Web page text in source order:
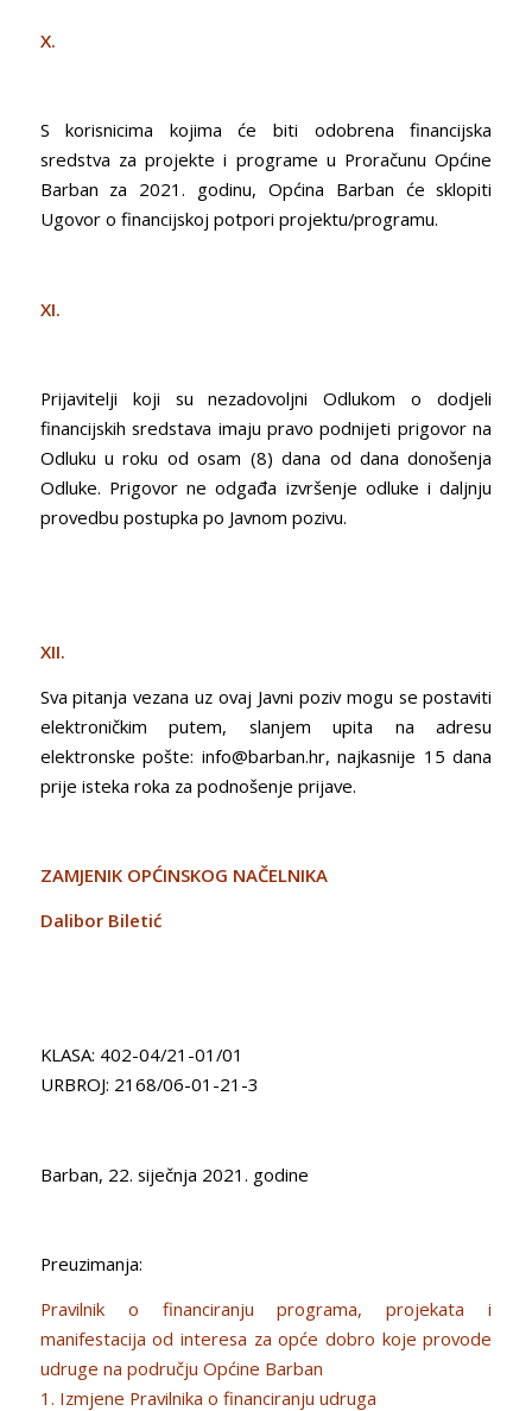
X.
S korisnicima kojima će biti odobrena financijska
sredstva za projekte i programe u Proračunu Općine
Barban za 2021. godinu, Općina Barban će sklopiti
Ugovor o financijskoj potpori projektu/programu.
XI.
Prijavitelji koji su nezadovoljni Odlukom o dodjeli
financijskih sredstava imaju pravo podnijeti prigovor na
Odluku u roku od osam (8) dana od dana donošenja
Odluke. Prigovor ne odgađa izvršenje odluke i daljnju
provedbu postupka po Javnom pozivu.
XII.
Sva pitanja vezana uz ovaj Javni poziv mogu se postaviti
elektroničkim putem, slanjem upita na adresu
elektronske pošte: info@barban.hr, najkasnije 15 dana
prije isteka roka za podnošenje prijave.
ZAMJENIK OPĆINSKOG NAČELNIKA
Dalibor Biletić
KLASA: 402-04/21-01/01
URBROJ: 2168/06-01-21-3
Barban, 22. siječnja 2021. godine
Preuzimanja:
Pravilnik o financiranju programa, projekata i
manifestacija od interesa za opće dobro koje provode
udruge na području Općine Barban
1. Izmjene Pravilnika o financiranju udruga